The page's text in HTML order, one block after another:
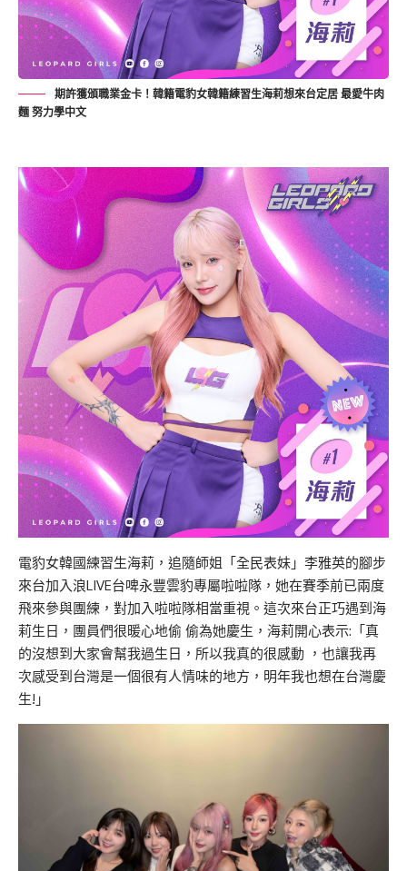
期許獲頒職業金卡！韓籍電豹女韓籍練習生海莉想來台定居 最愛牛肉
麵 努力學中文
電豹女韓國練習生海莉，追隨師姐「全⺠表妹」李雅英的腳步
來台加入浪LIVE台啤永豐雲豹專屬啦啦隊，她在賽季前已兩度
飛來參與團練，對加入啦啦隊相當重視。這次來台正巧遇到海
莉生日，團員們很暖心地偷 偷為她慶生，海莉開心表示:「真
的沒想到大家會幫我過生日，所以我真的很感動 ，也讓我再
次感受到台灣是一個很有人情味的地方，明年我也想在台灣慶
生!」